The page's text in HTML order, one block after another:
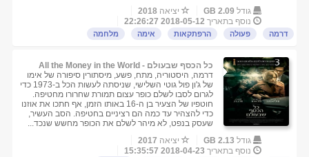
גודל 2.09 GB יציאה 2018
נוסף בתאריך 2018-05-12 22:26:27
דרמה פעולה הרפתקאות אימה מלחמה
כל הכסף שבעולם - All the Money in the World
דרמה, היסטוריה, מתח, פשע, מיסתורין סיפורה של אימו
של ג'ון פול גוטי השלישי, שניסתה לעשות הכל ב-1973 כדי
לגרום לסבו לשלם כופר עצום תמורת שחרורו מחטיפה.
חוטפיו של הצעיר בן ה-16 באותו הזמן, אף חתכו את אוזנו
כדי להצהיר עד כמה הם רציניים בחטיפה. הסב העשיר,
שעסק בנפט, לא מיהר לשלם את הכופר מחשש שנכד...
גודל 2.13 GB יציאה 2017
נוסף בתאריך 2018-04-23 15:35:57